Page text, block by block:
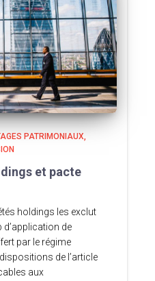
PATRIMONIAUX
et pacte
holdings les exclut
de
par le régime
de l’article
aux